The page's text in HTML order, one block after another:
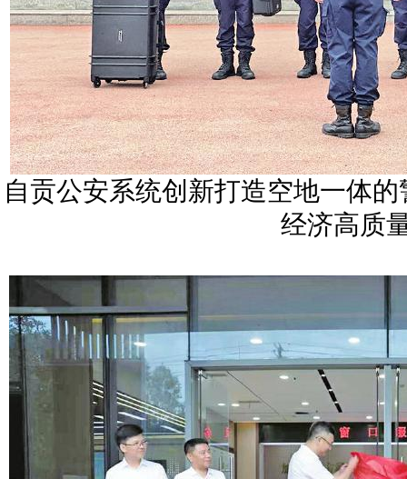
自贡公安系统创新打造空地一体
经济高质